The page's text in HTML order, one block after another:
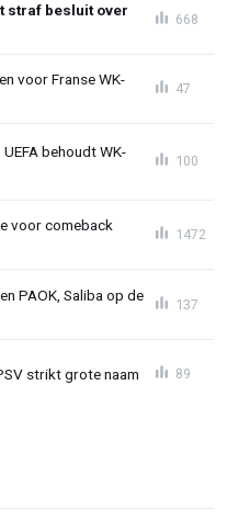
straf besluit over
668
voor Franse WK-
47
behoudt WK-
100
voor comeback
1472
PAOK, Saliba op de
137
strikt grote naam 89